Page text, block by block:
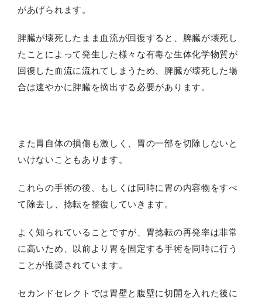
があげられます。
脾臓が壊死したまま血流が回復すると、脾臓が壊死し
たことによって発生した様々な有毒な生体化学物質が
回復した血流に流れてしまうため、脾臓が壊死した場
合は速やかに脾臓を摘出する必要があります。
また胃自体の損傷も激しく、胃の一部を切除しないと
いけないこともあります。
これらの手術の後、もしくは同時に胃の内容物をすべ
て除去し、捻転を整復していきます。
よく知られていることですが、胃捻転の再発率は非常
に高いため、以前より胃を固定する手術を同時に行う
ことが推奨されています。
セカンドセレクトでは胃壁と腹壁に切開を入れた後に